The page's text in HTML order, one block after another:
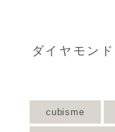
ダイヤモン
cubisme